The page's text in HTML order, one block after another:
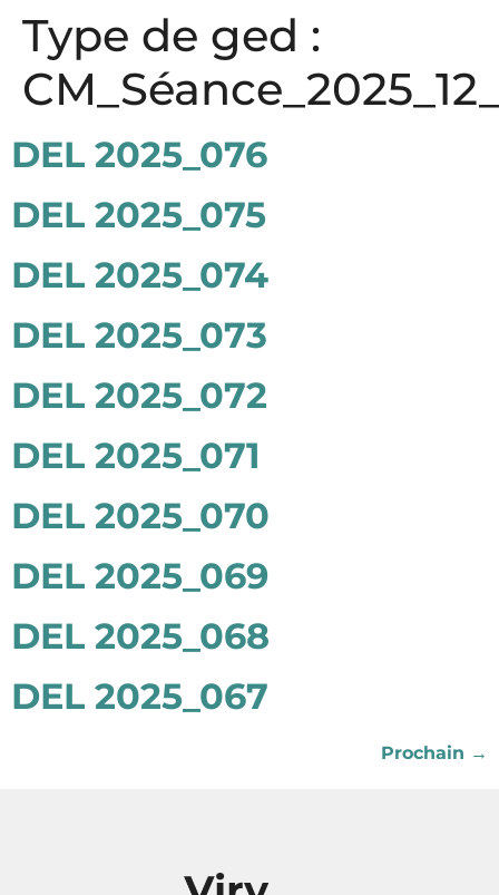
Type de ged :
DEL 2025_076
DEL 2025_075
DEL 2025_074
DEL 2025_073
DEL 2025_072
DEL 2025_071
DEL 2025_070
DEL 2025_069
DEL 2025_068
DEL 2025_067
Prochain →
Panneau de gestion des cookies